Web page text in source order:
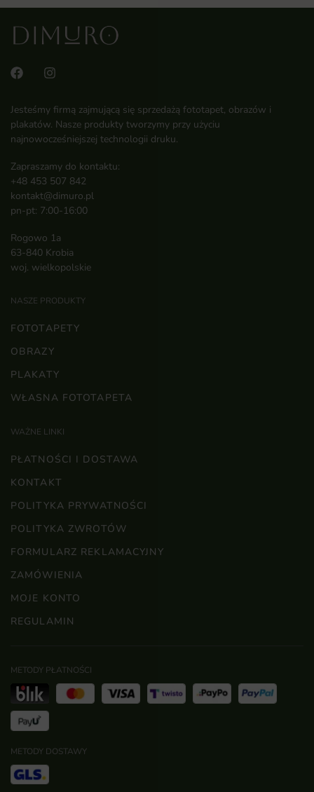
Jesteśmy firmą zajmującą się sprzedażą fototapet, obrazów i
plakatów. Nasze produkty tworzymy przy użyciu
najnowocześniejszej technologii druku.
Zapraszamy do kontaktu:
+48 453 507 842
kontakt@dimuro.pl
pn-pt: 7:00-16:00
Rogowo 1a
63-840 Krobia
woj. wielkopolskie
NASZE PRODUKTY
FOTOTAPETY
OBRAZY
PLAKATY
WŁASNA FOTOTAPETA
WAŻNE LINKI
PŁATNOŚCI I DOSTAWA
KONTAKT
POLITYKA PRYWATNOŚCI
POLITYKA ZWROTÓW
FORMULARZ REKLAMACYJNY
ZAMÓWIENIA
MOJE KONTO
REGULAMIN
METODY PŁATNOŚCI
METODY DOSTAWY